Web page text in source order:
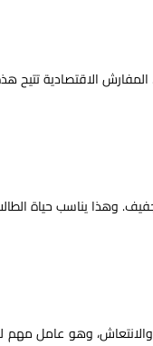
الاقتصادية تتيح
وهذا يناسب حياة
وهو عامل مهم